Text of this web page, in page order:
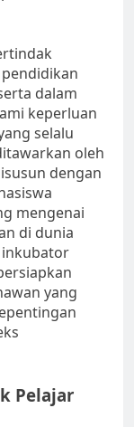
dalam
keperluan
selalu
oleh
dengan
mengenai
di dunia
inkubator
yang
Pelajar